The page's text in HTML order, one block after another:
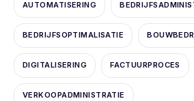
AUTOMATISERING
BEDRIJFSOPTIMALISATIE
DIGITALISERING FACTUURPROCES
VERKOOPADMINISTRATIE